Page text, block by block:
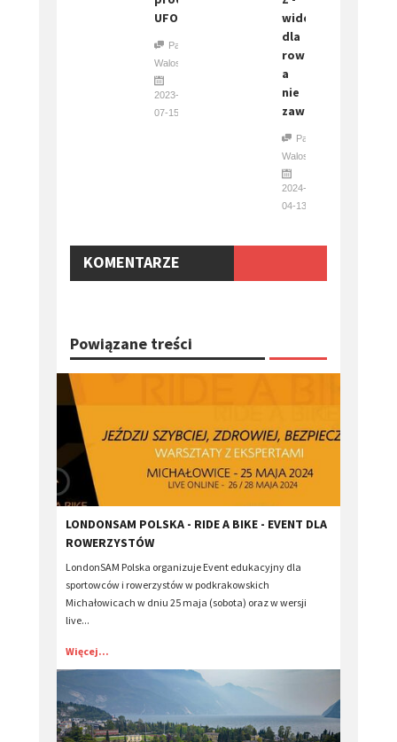
UFO
Paweł
Waloszczyk
2023-
07-15
widelec
dla
rowerzystów,
a
nie
zawodników
Paweł
Waloszczyk
2024-
04-13
KOMENTARZE
Powiązane treści
LONDONSAM POLSKA - RIDE A BIKE - EVENT DLA
ROWERZYSTÓW
LondonSAM Polska organizuje Event edukacyjny dla
sportowców i rowerzystów w podkrakowskich
Michałowicach w dniu 25 maja (sobota) oraz w wersji
live...
Więcej...